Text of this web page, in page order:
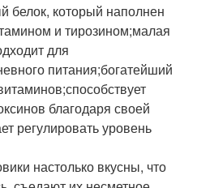
белок, который наполнен
и тирозином;малая
для
питания;богатейший
благодаря своей
регулировать уровень
настолько вкусны, что